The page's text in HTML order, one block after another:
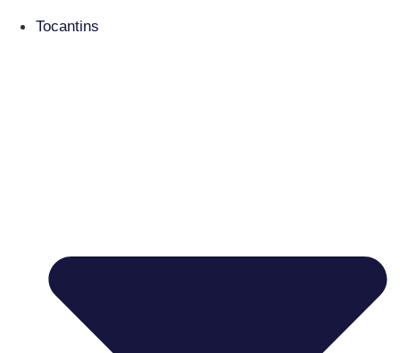
Tocantins